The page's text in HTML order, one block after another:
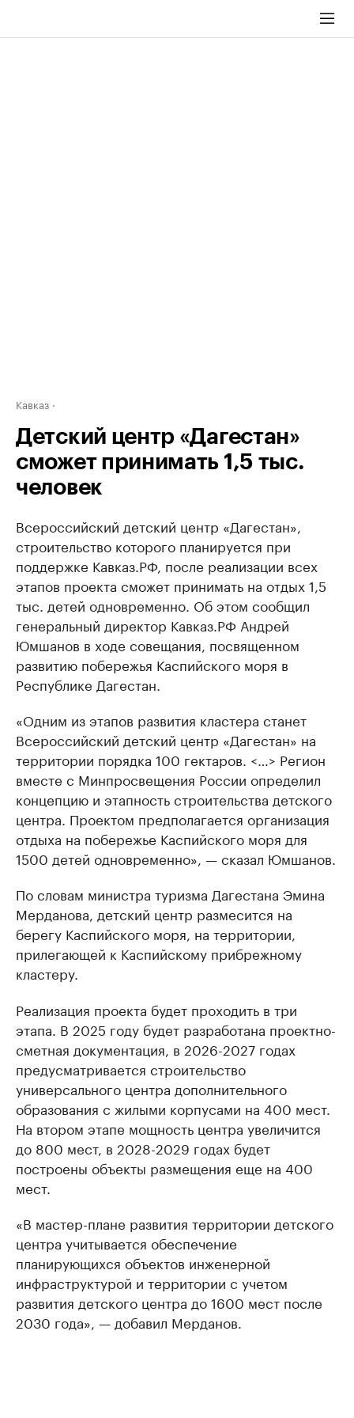
Кавказ
Детский центр «Дагестан»
сможет принимать 1,5 тыс.
человек
Всероссийский детский центр «Дагестан»,
строительство которого планируется при
поддержке Кавказ.РФ, после реализации всех
этапов проекта сможет принимать на отдых 1,5
тыс. детей одновременно. Об этом сообщил
генеральный директор Кавказ.РФ Андрей
Юмшанов в ходе совещания, посвященном
развитию побережья Каспийского моря в
Республике Дагестан.
«Одним из этапов развития кластера станет
Всероссийский детский центр «Дагестан» на
территории порядка 100 гектаров. <…> Регион
вместе с Минпросвещения России определил
концепцию и этапность строительства детского
центра. Проектом предполагается организация
отдыха на побережье Каспийского моря для
1500 детей одновременно», — сказал Юмшанов.
По словам министра туризма Дагестана Эмина
Мерданова, детский центр размесится на
берегу Каспийского моря, на территории,
прилегающей к Каспийскому прибрежному
кластеру.
Реализация проекта будет проходить в три
этапа. В 2025 году будет разработана проектно-
сметная документация, в 2026-2027 годах
предусматривается строительство
универсального центра дополнительного
образования с жилыми корпусами на 400 мест.
На втором этапе мощность центра увеличится
до 800 мест, в 2028-2029 годах будет
построены объекты размещения еще на 400
мест.
«В мастер-плане развития территории детского
центра учитывается обеспечение
планирующихся объектов инженерной
инфраструктурой и территории с учетом
развития детского центра до 1600 мест после
2030 года», — добавил Мерданов.